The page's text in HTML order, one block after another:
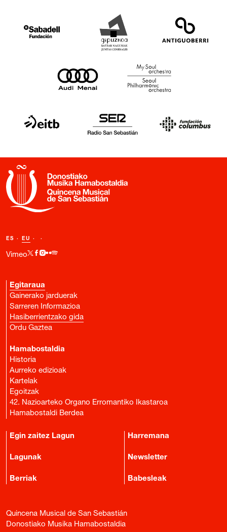
Vimeo
ES · EU · ·
Egitaraua
Gainerako jarduerak
Sarreren Informazioa
Hasiberrientzako gida
Ordu Gaztea
Hamabostaldia
Historia
Aurreko edizioak
Kartelak
Egoitzak
42. Nazioarteko Organo Erromantiko Ikastaroa
Hamabostaldi Berdea
Egin zaitez Lagun
Lagunak
Berriak
Harremana
Newsletter
Babesleak
Quincena Musical de San Sebastián
Donostiako Musika Hamabostaldia